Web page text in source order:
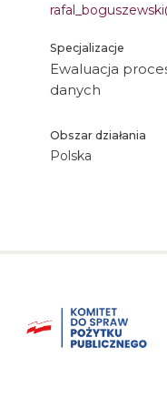
Specjalizacje
Ewaluacja
danych
Obszar działania
Polska